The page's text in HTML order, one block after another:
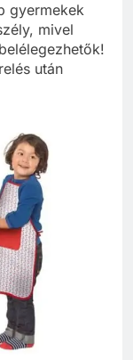
gyermekek
mivel
után